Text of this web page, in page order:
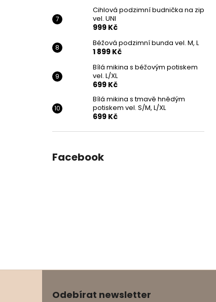
Cihlová podzimní budnička na zip
vel. UNI
999 Kč
Béžová podzimní bunda vel. M, L
1 899 Kč
Bílá mikina s béžovým potiskem
vel. L/XL
699 Kč
Bílá mikina s tmavě hnědým
potiskem vel. S/M, L/XL
699 Kč
Facebook
Odebírat newsletter